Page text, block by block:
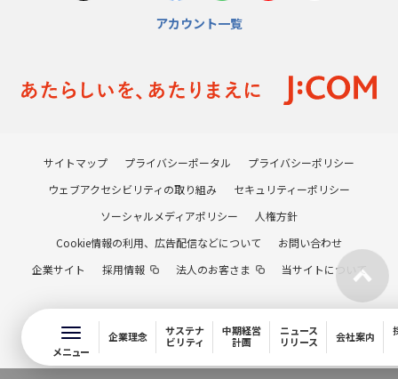
メニュー
企業理念
サステナ
ビリティ
中期経営
計画
ニュース
リリース
会社案内
アカウント一覧
サイトマップ プライバシーポータル
プライバシーポリシー
ウェブアクセシビリティの取り組み
セキュリティーポリシー
ソーシャルメディアポリシー
人権方針
Cookie情報の利用、広告配信などについて
お問い合わせ
企業サイト
採用情報 法人のお客さま 当サイトについて